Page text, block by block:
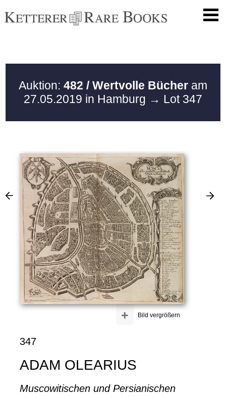
Auktion: 482 / Wertvolle Bücher am
27.05.2019 in Hamburg → Lot 347
Bild vergrößern
+
347
ADAM OLEARIUS
Muscowitischen und Persianischen